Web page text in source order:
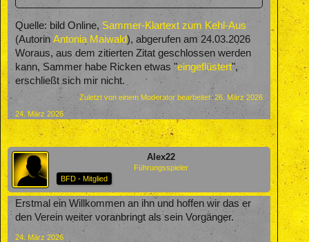
Quelle: bild Online, Sammer-Klartext zum Kehl-Aus
(Autorin Antonia Maiwald), abgerufen am 24.03.2026
Woraus, aus dem zitierten Zitat geschlossen werden
kann, Sammer habe Ricken etwas "eingeflüstert",
erschließt sich mir nicht.
Zuletzt von einem Moderator bearbeitet:26. März 2026
24. März 2026
Alex22
Führungsspieler
BFD - Mitglied
Erstmal ein Willkommen an ihn und hoffen wir das er
den Verein weiter voranbringt als sein Vorgänger.
24. März 2026